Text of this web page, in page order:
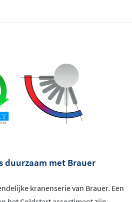
duurzaam met Brauer
kranenserie van Brauer. Een